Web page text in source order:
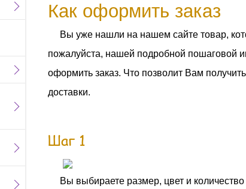
Как оформить заказ
Вы уже нашли на нашем сайте товар,
пожалуйста, нашей подробной пошаговой
оформить заказ. Что позволит Вам
доставки.
Шаг 1
Вы выбираете размер, цвет и